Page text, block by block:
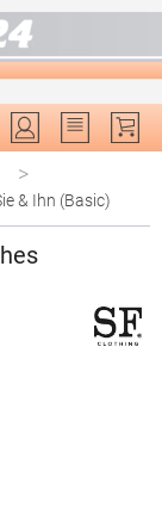
Du hast 0
>
& Ihn (Basic)